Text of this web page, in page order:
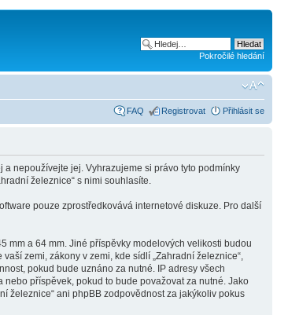
Pokročilé hledání
FAQ Registrovat Přihlásit se
a nepoužívejte jej. Vyhrazujeme si právo tyto podmínky
železnice“ s nimi souhlasíte.
pouze zprostředkovává internetové diskuze. Pro další
mm a 64 mm. Jiné příspěvky modelových velikosti budou
zemi, zákony v zemi, kde sídlí „Zahradní železnice“,
pokud bude uznáno za nutné. IP adresy všech
příspěvek, pokud to bude považovat za nutné. Jako
železnice“ ani phpBB zodpovědnost za jakýkoliv pokus